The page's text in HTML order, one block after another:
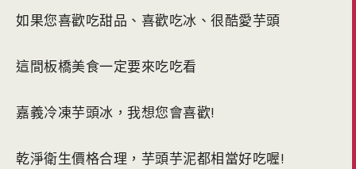
如果您喜歡吃甜品、喜歡吃冰、很酷愛芋頭
這間板橋美食一定要來吃吃看
嘉義冷凍芋頭冰，我想您會喜歡!
乾淨衛生價格合理，芋頭芋泥都相當好吃喔!